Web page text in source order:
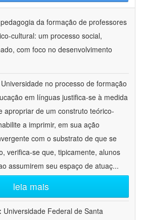
da formação de professores
cultural: um processo social,
com foco no desenvolvimento
no processo de formação
em línguas justifica-se à medida
apropriar de um construto teórico-
a imprimir, em sua ação
com o substrato de que se
verifica-se que, tipicamente, alunos
assumirem seu espaço de atuaç...
leia mais
Universidade Federal de Santa